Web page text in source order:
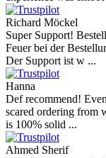
Richard Möckel
Super Support!
Feuer bei der
Der Support ist w ...
Hanna
Def recommend!
scared ordering from
is 100% solid ...
Ahmed Sherif